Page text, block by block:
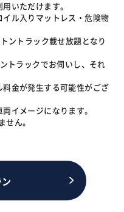
いただけます。
ル入りマットレス・危険物
ントラック載せ放題となり
トラックでお伺いし、それ
金が発生する可能性がござ
イメージになります。
ん。